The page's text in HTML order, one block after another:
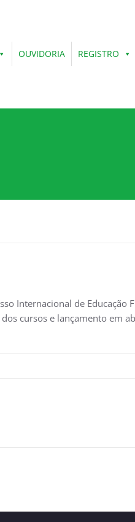
OUVIDORIA REGISTRO
Internacional de Educação
cursos e lançamento em